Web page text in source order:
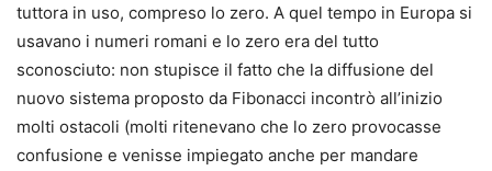
tuttora in uso, compreso lo zero. A quel tempo in Europa si
usavano i numeri romani e lo zero era del tutto
sconosciuto: non stupisce il fatto che la diffusione del
nuovo sistema proposto da Fibonacci incontrò all’inizio
molti ostacoli (molti ritenevano che lo zero provocasse
confusione e venisse impiegato anche per mandare